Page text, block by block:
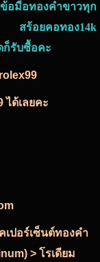
อมือทองคำขาวทุก
ร้อยคอทอง14k
ก็รับซื้อคะ
ได้เลยคะ
เปอร์เซ็นต์ทองคำ
> โรเดียม